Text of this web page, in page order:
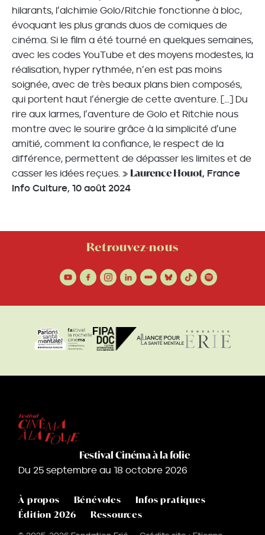
hilarants, l’alchimie Golo/Ritchie fonctionne à bloc,
évoquant les plus grands duos de comiques de
cinéma. Si le film a été tourné en quelques semaines,
avec les codes YouTube et des moyens modestes, la
réalisation, hyper rythmée, n’en est pas moins
soignée, avec de très beaux plans bien composés,
qui portent haut l’énergie de cette aventure. […] Du
rire aux larmes, l’aventure de Golo et Ritchie nous
montre avec le sourire grâce à la simplicité d’une
amitié, comment la confiance, le respect de la
différence, permettent de dépasser les limites et de
casser les idées reçues. » Laurence Houot, France
Info Culture, 10 août 2024
Retrouvez-nous
Festival Cinéma à la folie
Du 25 septembre au 18 octobre 2026
À propos Bénévoles
Infos pratiques
Édition 2026
Ressources